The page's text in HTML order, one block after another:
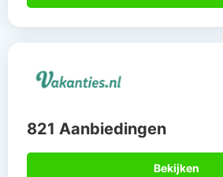
821 Aanbiedingen
Bekijken